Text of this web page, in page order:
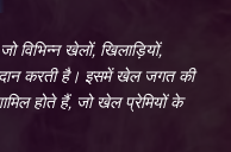
विभिन्न खेलों, खिलाड़ियों,
करती है। इसमें खेल जगत की
होते हैं, जो खेल प्रेमियों के